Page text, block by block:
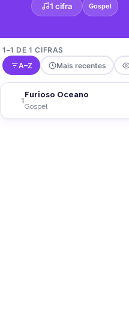
1 cifra Gospel
1–1 DE 1 CIFRAS
A–Z
Mais recentes
1
Furioso Oceano
Gospel